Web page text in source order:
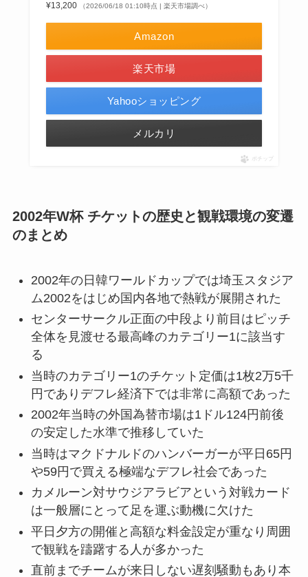
¥13,200
（2026/06/18 01:10時点 | 楽天市場調べ）
Amazon
楽天市場
Yahooショッピング
メルカリ
ポチップ
2002年W杯 チケットの歴史と観戦環境の変遷
のまとめ
2002年の日韓ワールドカップでは埼玉スタジア
ム2002をはじめ国内各地で熱戦が展開された
センターサークル正面の中段より前目はピッチ
全体を見渡せる最高峰のカテゴリー1に該当す
る
当時のカテゴリー1のチケット定価は1枚2万5千
円でありデフレ経済下では非常に高額であった
2002年当時の外国為替市場は1ドル124円前後
の安定した水準で推移していた
当時はマクドナルドのハンバーガーが平日65円
や59円で買える極端なデフレ社会であった
カメルーン対サウジアラビアという対戦カード
は一般層にとって足を運ぶ動機に欠けた
平日夕方の開催と高額な料金設定が重なり周囲
で観戦を躊躇する人が多かった
直前までチームが来日しない遅刻騒動もあり本